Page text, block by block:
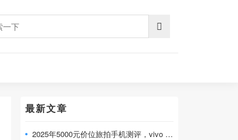
最新文章
2025年5000元价位旅拍手机测评，vivo X300 Pr